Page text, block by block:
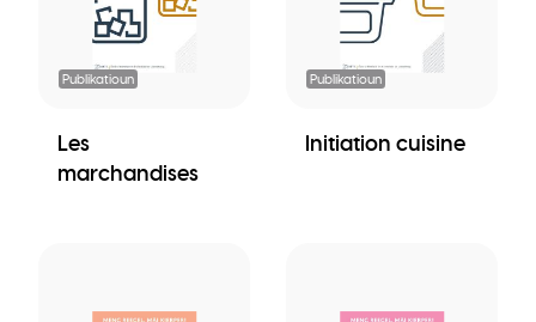
Publikatioun
Les
marchandises
Publikatioun
Initiation cuisine